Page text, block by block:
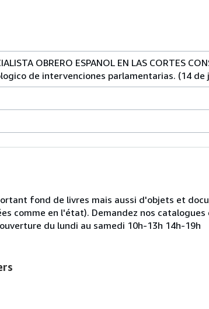
OBRERO ESPANOL EN LAS CORTES
de intervenciones parlamentarias. (14 de
fond de livres mais aussi d'objets et
comme en l'état). Demandez nos
du lundi au samedi 10h-13h 14h-19h